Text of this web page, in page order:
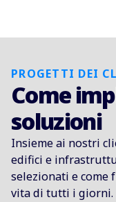
PROGETTI DEI
Come
soluzioni
Insieme ai nostri
edifici e
selezionati e
vita di tutti i giorni.